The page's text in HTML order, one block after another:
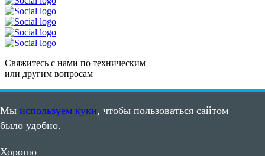
Мы используем куки, чтобы пользоваться сайтом
было удобно.
Хорошо
Свяжитесь с нами по техническим
или другим вопросам
Написать нам
Карта сайта
Пользовательское соглашение